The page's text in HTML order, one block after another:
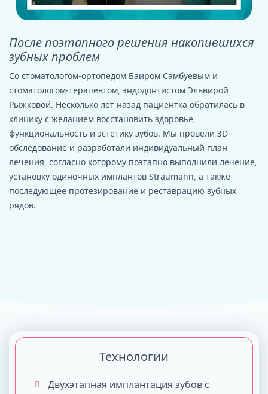
После поэтапного решения накопившихся
зубных проблем
Со стоматологом-ортопедом Баиром Самбуевым и
стоматологом-терапевтом, эндодонтистом Эльвирой
Рыжковой. Несколько лет назад пациентка обратилась в
клинику с желанием восстановить здоровье,
функциональность и эстетику зубов. Мы провели 3D-
обследование и разработали индивидуальный план
лечения, согласно которому поэтапно выполнили лечение,
установку одиночных имплантов Straumann, а также
последующее протезирование и реставрацию зубных
рядов.
Технологии
Двухэтапная имплантация зубов с